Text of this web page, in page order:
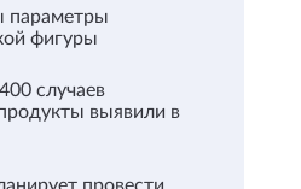
параметры
фигуры
случаев
выявили в